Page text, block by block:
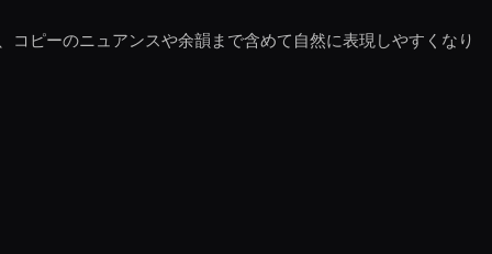
ピーのニュアンスや余韻まで含めて自然に表現しやすくなり